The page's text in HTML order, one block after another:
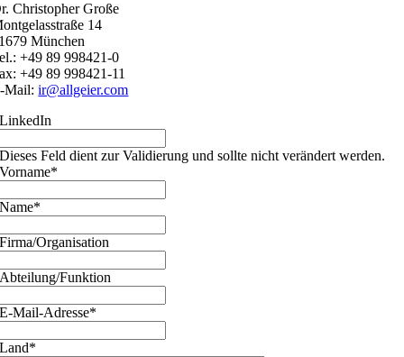
Christopher Große
14
München
+49 89 998421-0
+49 89 998421-11
Mail:ir@allgeier.com
LinkedIn
Dieses Feld dient zur Validierung und sollte nicht verändert werden.
Vorname*
Name*
Firma/Organisation
Abteilung/Funktion
E-Mail-Adresse*
Land*